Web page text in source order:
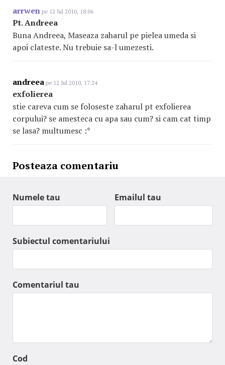
arrwen pe 12 Iul 2010, 18:06
Pt. Andreea
Buna Andreea, Maseaza zaharul pe pielea umeda si
apoi clateste. Nu trebuie sa-l umezesti.
andreea pe 12 Iul 2010, 17:24
exfolierea
stie careva cum se foloseste zaharul pt exfolierea
corpului? se amesteca cu apa sau cum? si cam cat timp
se lasa? multumesc :*
Posteaza comentariu
Numele tau Emailul tau
Subiectul comentariului
Comentariul tau
Cod